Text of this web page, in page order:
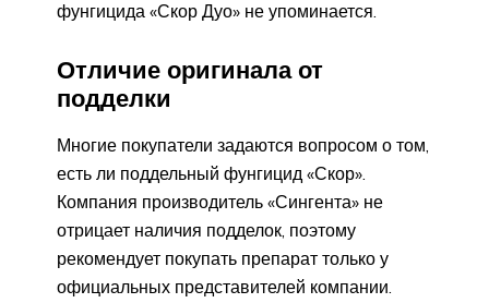
фунгицида «Скор Дуо» не упоминается.
Отличие оригинала от
подделки
Многие покупатели задаются вопросом о том,
есть ли поддельный фунгицид «Скор».
Компания производитель «Сингента» не
отрицает наличия подделок, поэтому
рекомендует покупать препарат только у
официальных представителей компании.